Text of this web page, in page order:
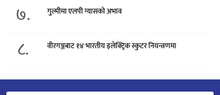
७. गुल्मीमा एलपी ग्यासको अभाव
८. वीरगञ्जबाट १४ भारतीय इलेक्ट्रिक स्कुटर नियन्त्रणमा